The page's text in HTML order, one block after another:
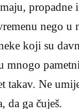
propadne
nego u
koji su
mnogo
takav. Ne
da ga čuješ.